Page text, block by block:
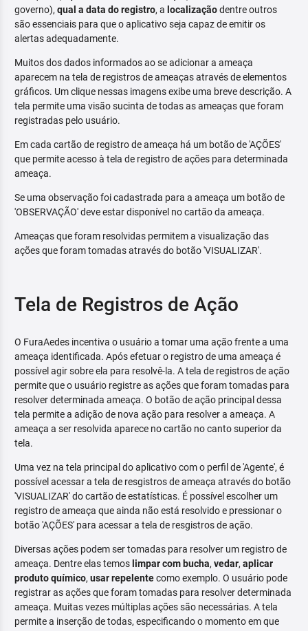
governo), qual a data do registro, a localizaçãodentre outros
são essenciais para que o aplicativo seja capaz de emitir os
alertas adequadamente.
Muitos dos dados informados ao se adicionar a ameaça
aparecem na tela de registros de ameaças através de elementos
gráficos. Um clique nessas imagens exibe uma breve descrição. A
tela permite uma visão sucinta de todas as ameaças que foram
registradas pelo usuário.
Em cada cartão de registro de ameaça há um botão de 'AÇÕES'
que permite acesso à tela de registro de ações para determinada
ameaça.
Se uma observação foi cadastrada para a ameaça um botão de
'OBSERVAÇÃO' deve estar disponível no cartão da ameaça.
Ameaças que foram resolvidas permitem a visualização das
ações que foram tomadas através do botão 'VISUALIZAR'.
Tela de Registros de Ação
O FuraAedes incentiva o usuário a tomar uma ação frente a uma
ameaça identificada. Após efetuar o registro de uma ameaça é
possível agir sobre ela para resolvê-la. A tela de registros de ação
permite que o usuário registre as ações que foram tomadas para
resolver determinada ameaça. O botão de ação principal dessa
tela permite a adição de nova ação para resolver a ameaça. A
ameaça a ser resolvida aparece no cartão no canto superior da
tela.
Uma vez na tela principal do aplicativo com o perfil de 'Agente', é
possível acessar a tela de resgistros de ameaça através do botão
'VISUALIZAR' do cartão de estatísticas. É possível escolher um
registro de ameaça que ainda não está resolvido e pressionar o
botão 'AÇÕES' para acessar a tela de resgistros de ação.
Diversas ações podem ser tomadas para resolver um registro de
ameaça. Dentre elas temos limpar com bucha, vedar, aplicar
produto químico, usar repelentecomo exemplo. O usuário pode
registrar as ações que foram tomadas para resolver determinada
ameaça. Muitas vezes múltiplas ações são necessárias. A tela
permite a inserção de todas, especificando o momento em que